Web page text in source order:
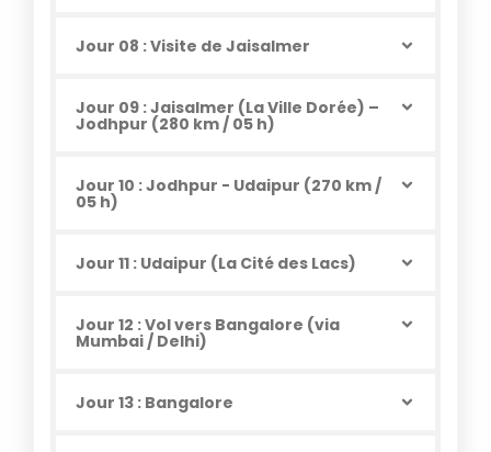
Jour 08 : Visite de Jaisalmer
Jour 09 : Jaisalmer (La Ville Dorée) –
Jodhpur (280 km / 05 h)
Jour 10 : Jodhpur - Udaipur (270 km /
05 h)
Jour 11 : Udaipur (La Cité des Lacs)
Jour 12 : Vol vers Bangalore (via
Mumbai / Delhi)
Jour 13 : Bangalore